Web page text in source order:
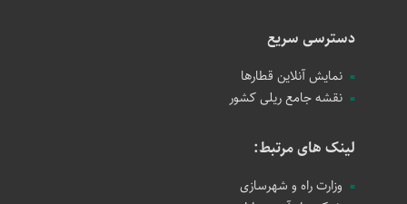
دسترسی سریع
نمایش آنلاین قطارها
نقشه جامع ریلی کشور
لینک های مرتبط:
وزارت راه و شهرسازی